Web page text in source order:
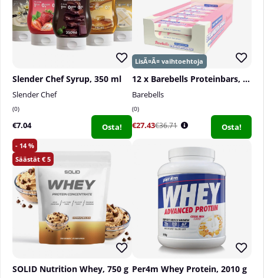
Sisältö per annos, 1 kauhallinen (18 g)
Slender Chef Syrup, 350 ml
Slender Chef
0
€7.04 Osta!
12 x Barebells Proteinbars, 55 g
Barebells
0
€27.43€36.71 Osta!
14
5
SOLID Nutrition Whey, 750 g Per4m Whey Protein, 2010 g